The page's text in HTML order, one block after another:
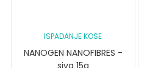
ISPADANJE KOSE
NANOGEN NANOFIBRES -